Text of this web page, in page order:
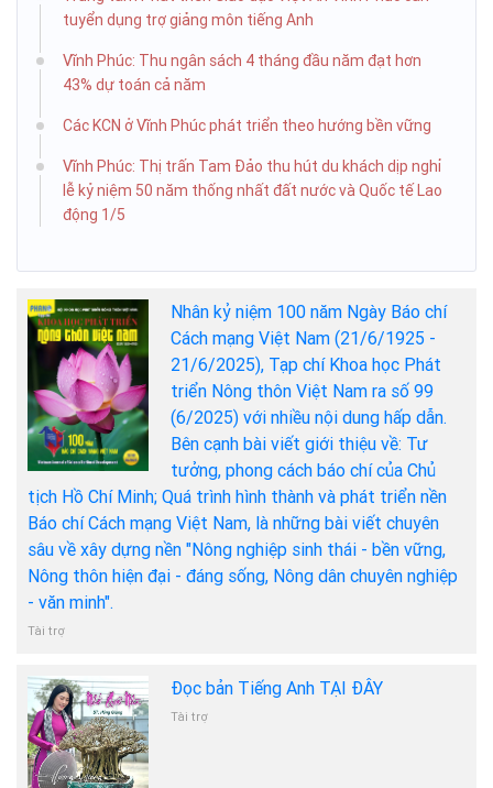
tuyển dụng trợ giảng môn tiếng Anh
Vĩnh Phúc: Thu ngân sách 4 tháng đầu năm đạt hơn
43% dự toán cả năm
Các KCN ở Vĩnh Phúc phát triển theo hướng bền vững
Vĩnh Phúc: Thị trấn Tam Đảo thu hút du khách dịp nghỉ
lễ kỷ niệm 50 năm thống nhất đất nước và Quốc tế Lao
động 1/5
Nhân kỷ niệm 100 năm Ngày Báo chí
Cách mạng Việt Nam (21/6/1925 -
21/6/2025), Tạp chí Khoa học Phát
triển Nông thôn Việt Nam ra số 99
(6/2025) với nhiều nội dung hấp dẫn.
Bên cạnh bài viết giới thiệu về: Tư
tưởng, phong cách báo chí của Chủ
tịch Hồ Chí Minh; Quá trình hình thành và phát triển nền
Báo chí Cách mạng Việt Nam, là những bài viết chuyên
sâu về xây dựng nền "Nông nghiệp sinh thái - bền vững,
Nông thôn hiện đại - đáng sống, Nông dân chuyên nghiệp
- văn minh".
Tài trợ
Đọc bản Tiếng Anh TẠI ĐÂY
Tài trợ